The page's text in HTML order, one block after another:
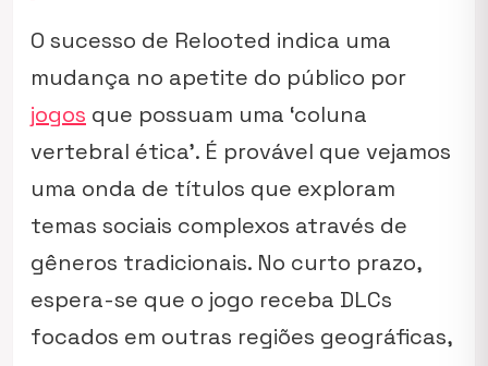
O sucesso de Relooted indica uma
mudança no apetite do público por
jogos que possuam uma ‘coluna
vertebral ética’. É provável que vejamos
uma onda de títulos que exploram
temas sociais complexos através de
gêneros tradicionais. No curto prazo,
espera-se que o jogo receba DLCs
focados em outras regiões geográficas,